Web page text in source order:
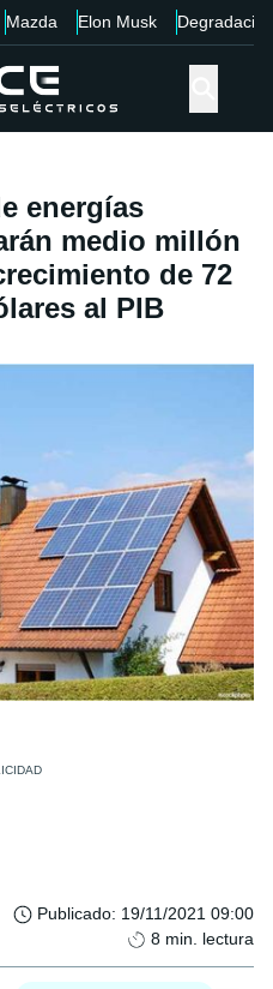
Mazda Elon Musk Degradación
energías
medio millón
de 72
al PIB
Publicado: 19/11/2021 09:00
8 min. lectura